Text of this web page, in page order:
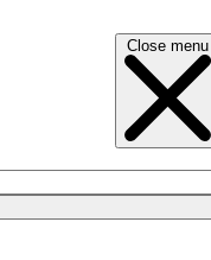
Close menu